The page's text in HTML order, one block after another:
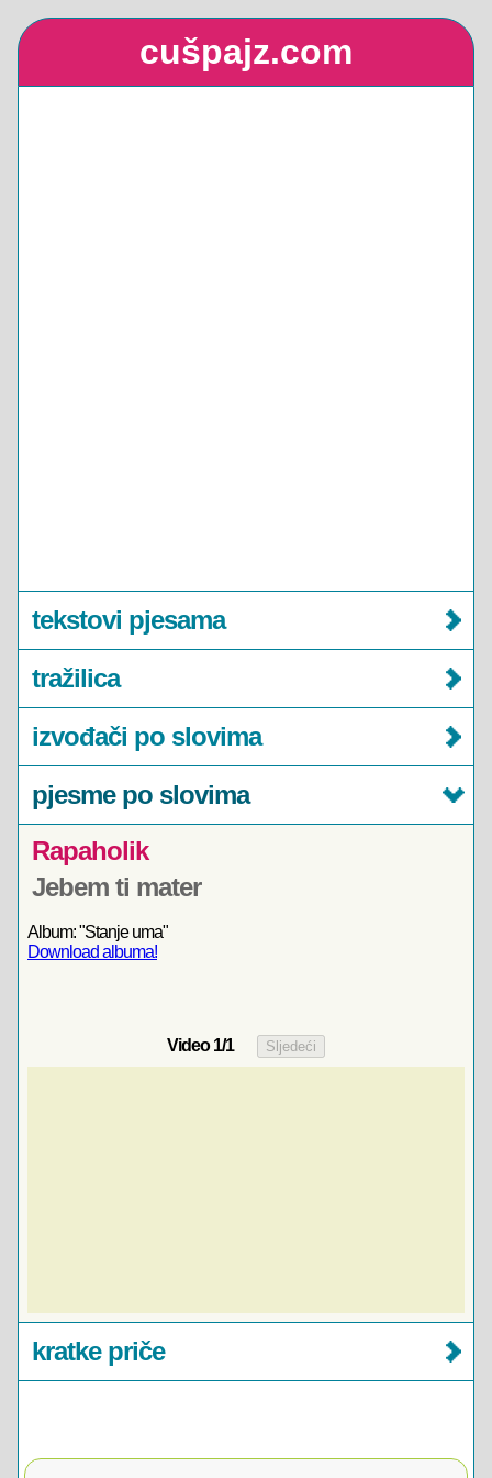
cušpajz.com
tekstovi pjesama
tražilica
izvođači po slovima
pjesme po slovima
Rapaholik
Jebem ti mater
Album: "Stanje uma"
Download albuma!
Video1/1
kratke priče